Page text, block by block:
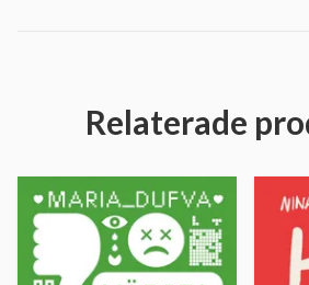
Relaterade